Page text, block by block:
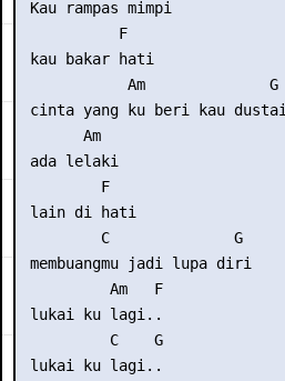
Kau rampas mimpi
           F
kau bakar hati
            Am              G
cinta yang ku beri kau dustai
       Am
ada lelaki
         F
lain di hati
         C              G
membuangmu jadi lupa diri
          Am   F
lukai ku lagi..
          C    G
lukai ku lagi..